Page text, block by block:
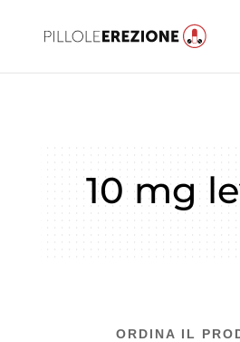
10 mg
ORDINA IL